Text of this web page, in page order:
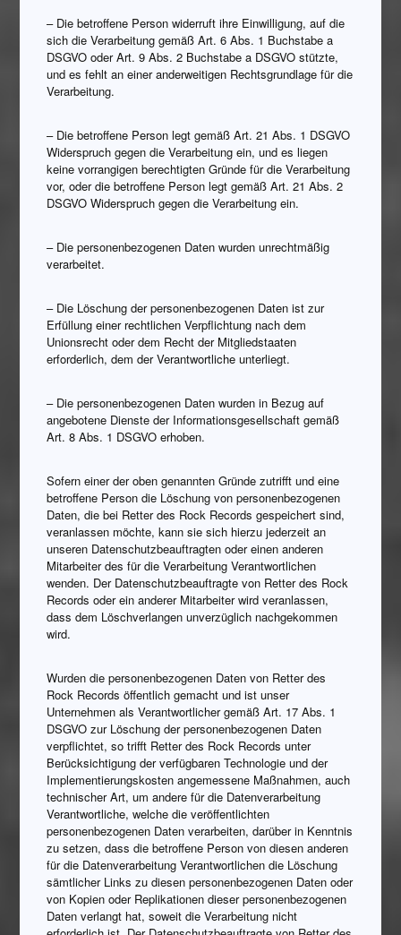
– Die betroffene Person widerruft ihre Einwilligung, auf die
sich die Verarbeitung gemäß Art. 6 Abs. 1 Buchstabe a
DSGVO oder Art. 9 Abs. 2 Buchstabe a DSGVO stützte,
und es fehlt an einer anderweitigen Rechtsgrundlage für die
Verarbeitung.
– Die betroffene Person legt gemäß Art. 21 Abs. 1 DSGVO
Widerspruch gegen die Verarbeitung ein, und es liegen
keine vorrangigen berechtigten Gründe für die Verarbeitung
vor, oder die betroffene Person legt gemäß Art. 21 Abs. 2
DSGVO Widerspruch gegen die Verarbeitung ein.
– Die personenbezogenen Daten wurden unrechtmäßig
verarbeitet.
– Die Löschung der personenbezogenen Daten ist zur
Erfüllung einer rechtlichen Verpflichtung nach dem
Unionsrecht oder dem Recht der Mitgliedstaaten
erforderlich, dem der Verantwortliche unterliegt.
– Die personenbezogenen Daten wurden in Bezug auf
angebotene Dienste der Informationsgesellschaft gemäß
Art. 8 Abs. 1 DSGVO erhoben.
Sofern einer der oben genannten Gründe zutrifft und eine
betroffene Person die Löschung von personenbezogenen
Daten, die bei Retter des Rock Records gespeichert sind,
veranlassen möchte, kann sie sich hierzu jederzeit an
unseren Datenschutzbeauftragten oder einen anderen
Mitarbeiter des für die Verarbeitung Verantwortlichen
wenden. Der Datenschutzbeauftragte von Retter des Rock
Records oder ein anderer Mitarbeiter wird veranlassen,
dass dem Löschverlangen unverzüglich nachgekommen
wird.
Wurden die personenbezogenen Daten von Retter des
Rock Records öffentlich gemacht und ist unser
Unternehmen als Verantwortlicher gemäß Art. 17 Abs. 1
DSGVO zur Löschung der personenbezogenen Daten
verpflichtet, so trifft Retter des Rock Records unter
Berücksichtigung der verfügbaren Technologie und der
Implementierungskosten angemessene Maßnahmen, auch
technischer Art, um andere für die Datenverarbeitung
Verantwortliche, welche die veröffentlichten
personenbezogenen Daten verarbeiten, darüber in Kenntnis
zu setzen, dass die betroffene Person von diesen anderen
für die Datenverarbeitung Verantwortlichen die Löschung
sämtlicher Links zu diesen personenbezogenen Daten oder
von Kopien oder Replikationen dieser personenbezogenen
Daten verlangt hat, soweit die Verarbeitung nicht